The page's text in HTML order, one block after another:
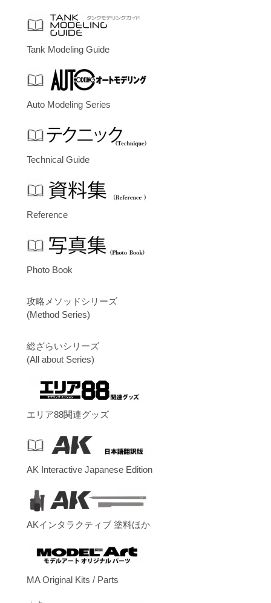
Tank Modeling Guide
Auto Modeling Series
Technical Guide
Reference
Photo Book
攻略メソッドシリーズ
(Method Series)
総ざらいシリーズ
(All about Series)
エリア88関連グッズ
AK Interactive Japanese Edition
AKインタラクティブ 塗料ほか
MA Original Kits / Parts